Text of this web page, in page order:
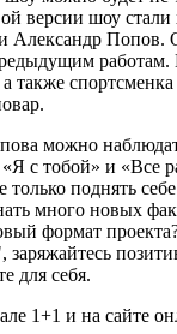
версии шоу стали
Александр Попов.
также спортсменка
можно
с тобой» и «Все
поднять себе
много новых
формат
для себя.
1+1 и на сайте